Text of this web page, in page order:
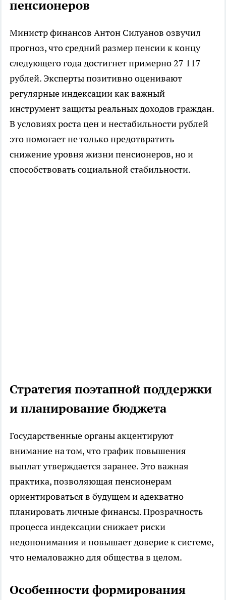
пенсионеров
Министр финансов Антон Силуанов озвучил
прогноз, что средний размер пенсии к концу
следующего года достигнет примерно 27 117
рублей. Эксперты позитивно оценивают
регулярные индексации как важный
инструмент защиты реальных доходов граждан.
В условиях роста цен и нестабильности рублей
это помогает не только предотвратить
снижение уровня жизни пенсионеров, но и
способствовать социальной стабильности.
Стратегия поэтапной поддержки
и планирование бюджета
Государственные органы акцентируют
внимание на том, что график повышения
выплат утверждается заранее. Это важная
практика, позволяющая пенсионерам
ориентироваться в будущем и адекватно
планировать личные финансы. Прозрачность
процесса индексации снижает риски
недопонимания и повышает доверие к системе,
что немаловажно для общества в целом.
Особенности формирования